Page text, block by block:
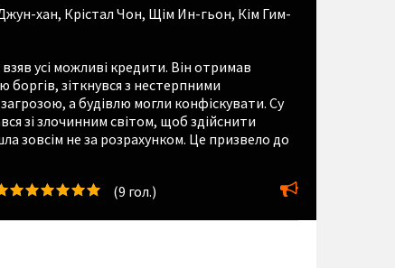
хан, Крістал Чон, Щім Ин-гьон, Кім Гим-
усі можливі кредити. Він отримав
боргів, зіткнувся з нестерпними
а будівлю могли конфіскувати. Су
зі злочинним світом, щоб здійснити
зовсім не за розрахунком. Це призвело до
(9 гол.)